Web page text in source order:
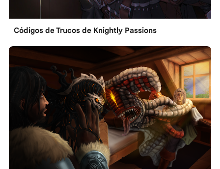
Códigos de Trucos de Knightly Passions